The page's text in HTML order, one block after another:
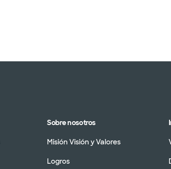
TriWest HealthCare
Sobre nosotros
Misión Visión y Valores
Logros